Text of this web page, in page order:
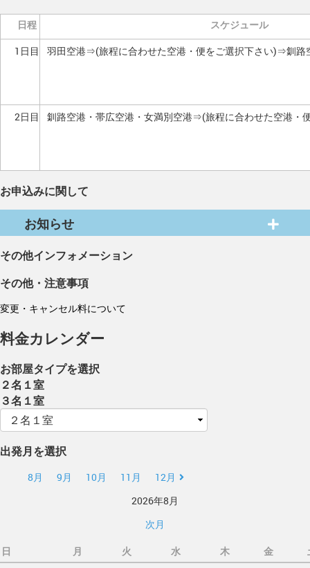
日程
スケジュール
1日目
羽田空港⇒(旅程に合わせた空港・便をご選択下さい)⇒釧路
2日目 釧路空港・帯広空港・女満別空港⇒(旅程に合わせた空港・
お申込みに関して
お知らせ
その他インフォメーション
その他・注意事項
変更・キャンセル料について
料金カレンダー
お部屋タイプを選択
２名１室
３名１室
出発月を選択
8月 9月 10月 11月
12月
2026年8月
次月
日 月 火 水 木 金